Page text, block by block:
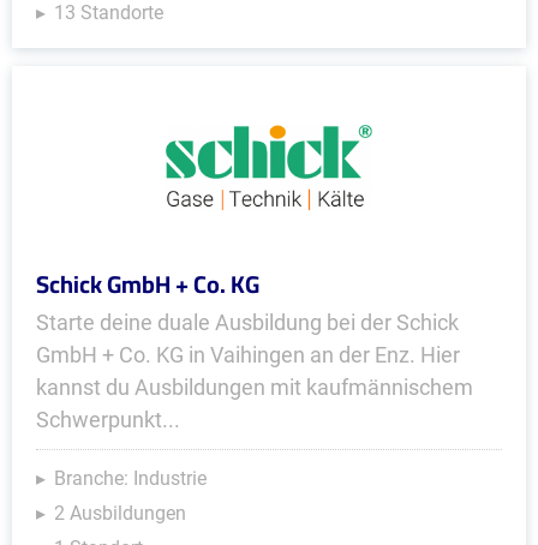
13 Standorte
Schick GmbH + Co. KG
Starte deine duale Ausbildung bei der Schick
GmbH + Co. KG in Vaihingen an der Enz. Hier
kannst du Ausbildungen mit kaufmännischem
Schwerpunkt...
Branche: Industrie
2 Ausbildungen